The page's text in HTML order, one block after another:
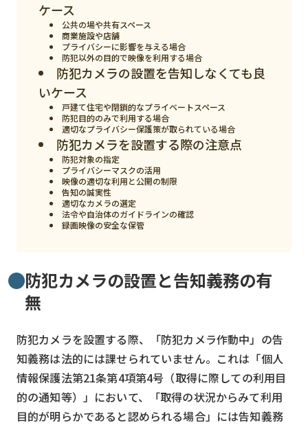
ニュース
デジタルサイネージ
カメラ
Wi-Fi
おすすめ
ケース
公共の場や共有スペース
商業施設や店舗
プライバシーに影響を与える場合
防犯以外の目的で映像を利用する場合
防犯カメラの設置を告知しなくても良
いケース
戸建て住宅や閉鎖的なプライベートスペース
防犯目的のみで利用する場合
適切なプライバシー保護策が取られている場合
防犯カメラを設置する際の注意点
防犯対象の指定
プライバシーマスクの活用
映像の適切な利用と公開の制限
告知の誠実性
適切なカメラの選定
法令や自治体のガイドラインの確認
録画映像の安全な保管
防犯カメラの設置と告知義務の有
無
防犯カメラを設置する際、「防犯カメラ作動中」の告
知義務は法的には課せられていません。これは「個人
情報保護法第21条第4項第4号（取得に際しての利用目
的の通知等）」において、「取得の状況からみて利用
目的が明らかであると認められる場合」には告知義務